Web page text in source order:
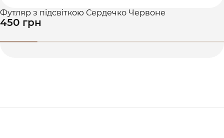
Футляр з підсвіткою Сердечко Червоне
450 грн